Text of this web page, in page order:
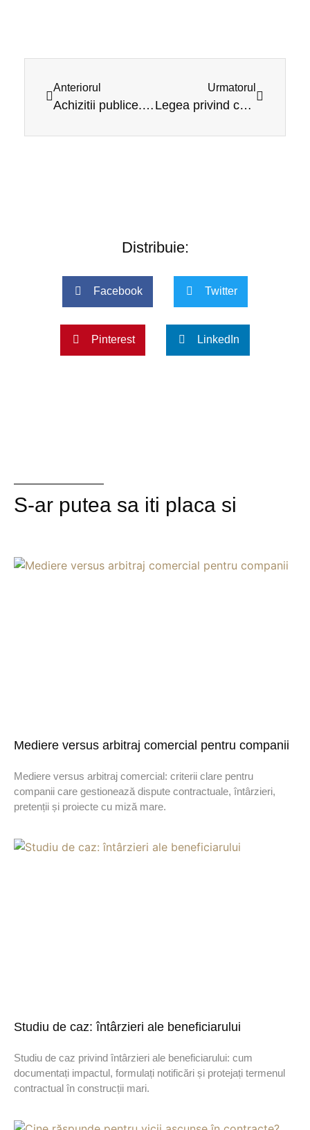
Anteriorul
Achizitii publice. Contestatii
Urmatorul
Legea privind comercializarea produselor alimentare
Distribuie:
Facebook Twitter
Pinterest LinkedIn
S-ar putea sa iti placa si
Mediere versus arbitraj comercial pentru companii
Mediere versus arbitraj comercial: criterii clare pentru
companii care gestionează dispute contractuale, întârzieri,
pretenții și proiecte cu miză mare.
Studiu de caz: întârzieri ale beneficiarului
Studiu de caz privind întârzieri ale beneficiarului: cum
documentați impactul, formulați notificări și protejați termenul
contractual în construcții mari.